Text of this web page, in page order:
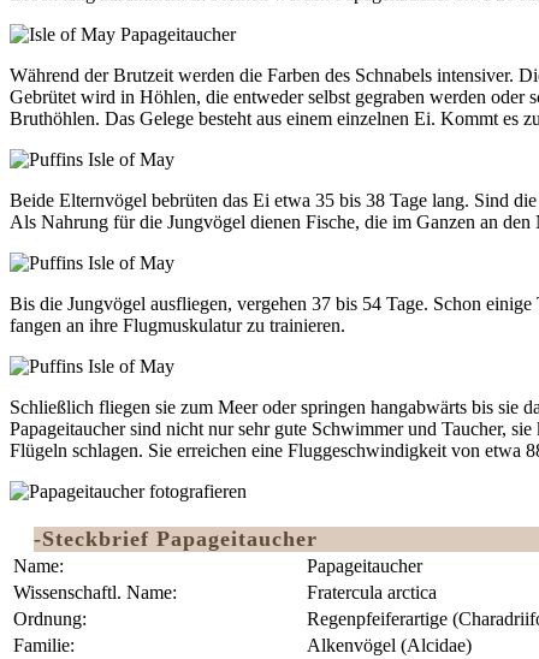
Während der Brutzeit werden die Farben des Schnabels intensiver.
Gebrütet wird in Höhlen, die entweder selbst gegraben werden
Bruthöhlen. Das Gelege besteht aus einem einzelnen Ei. Kommt es
Beide Elternvögel bebrüten das Ei etwa 35 bis 38 Tage lang. Sind
Als Nahrung für die Jungvögel dienen Fische, die im Ganzen an
Bis die Jungvögel ausfliegen, vergehen 37 bis 54 Tage. Schon
fangen an ihre Flugmuskulatur zu trainieren.
Schließlich fliegen sie zum Meer oder springen hangabwärts bis sie
Papageitaucher sind nicht nur sehr gute Schwimmer und Taucher,
Flügeln schlagen. Sie erreichen eine Fluggeschwindigkeit von etwa
-Steckbrief Papageitaucher
Name:
Papageitaucher
Wissenschaftl. Name:
Fratercula arctica
Ordnung:
Regenpfeiferartige
Familie:
Alkenvögel (Alcidae)